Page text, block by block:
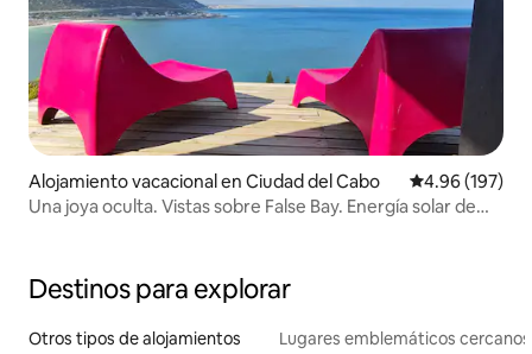
Alojamiento vacacional en Ciudad del Cabo Calificación
4.96 (197)
Una joya oculta. Vistas sobre False Bay. Energía solar de
Destinos para explorar
Otros tipos de alojamientos Lugares emblemáticos cercanos